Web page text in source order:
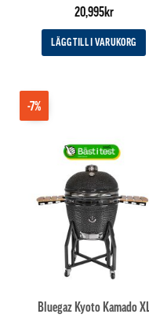
Betygsatt
av 5
20,995kr
LÄGG TILL I VARUKORG
-7%
Bluegaz Kyoto Kamado XL